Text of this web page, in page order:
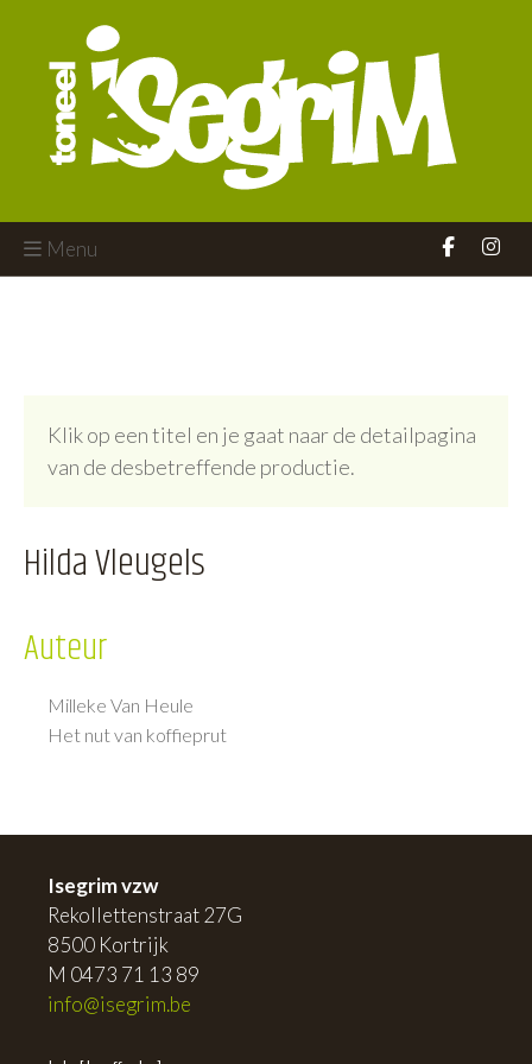
Menu
Klik op een titel en je gaat naar de detailpagina
van de desbetreffende productie.
Hilda Vleugels
Auteur
Milleke Van Heule
Het nut van koffieprut
Isegrim vzw
Rekollettenstraat 27G
8500 Kortrijk
M 0473 71 13 89
info@isegrim.be